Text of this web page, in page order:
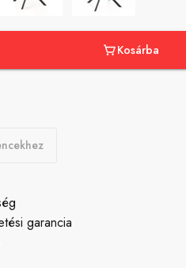
Kosárba
garancia